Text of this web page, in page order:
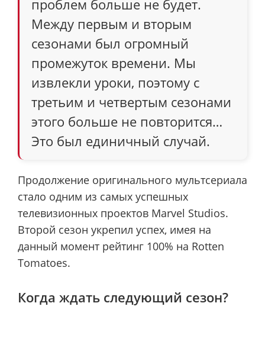
проблем больше не будет.
Между первым и вторым
сезонами был огромный
промежуток времени. Мы
извлекли уроки, поэтому с
третьим и четвертым сезонами
этого больше не повторится…
Это был единичный случай.
Продолжение оригинального мультсериала
стало одним из самых успешных
телевизионных проектов Marvel Studios.
Второй сезон укрепил успех, имея на
данный момент рейтинг 100% на Rotten
Tomatoes.
Когда ждать следующий сезон?